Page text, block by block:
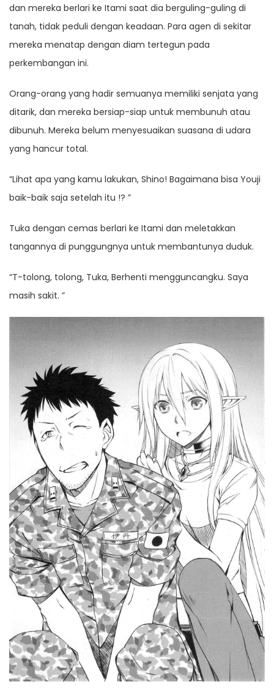
dan mereka berlari ke Itami saat dia berguling-guling di
tanah, tidak peduli dengan keadaan. Para agen di sekitar
mereka menatap dengan diam tertegun pada
perkembangan ini.
Orang-orang yang hadir semuanya memiliki senjata yang
ditarik, dan mereka bersiap-siap untuk membunuh atau
dibunuh. Mereka belum menyesuaikan suasana di udara
yang hancur total.
“Lihat apa yang kamu lakukan, Shino! Bagaimana bisa Youji
baik-baik saja setelah itu !? ”
Tuka dengan cemas berlari ke Itami dan meletakkan
tangannya di punggungnya untuk membantunya duduk.
“T-tolong, tolong, Tuka, Berhenti mengguncangku. Saya
masih sakit. ”